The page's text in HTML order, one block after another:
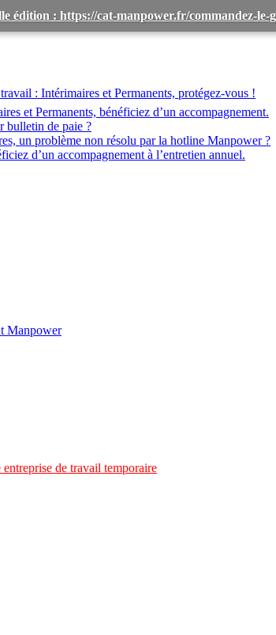
: Intérimaires et Permanents, protégez-vous !
et Permanents, bénéficiez d’un accompagnement.
bulletin de paie ?
un problème non résolu par la hotline Manpower ?
d’un accompagnement à l’entretien annuel.
Manpower
de travail temporaire
édition : https://cat-manpower.fr/commandez-